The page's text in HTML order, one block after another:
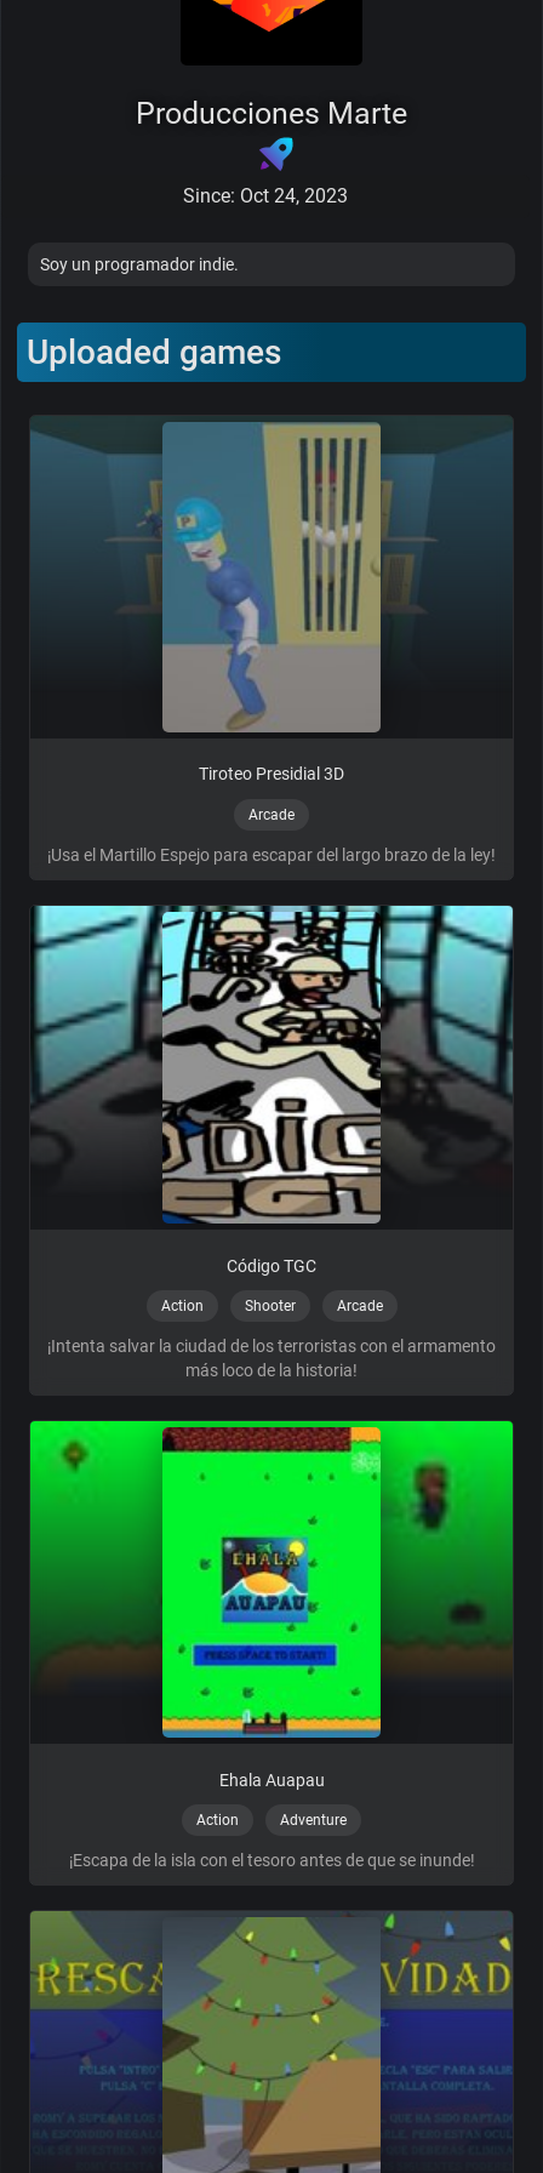
Producciones Marte
Since: Oct 24, 2023
Soy un programador indie.
Uploaded games
Tiroteo Presidial 3D
Arcade
¡Usa el Martillo Espejo para escapar del largo brazo de la ley!
Código TGC
Action Shooter Arcade
¡Intenta salvar la ciudad de los terroristas con el armamento
más loco de la historia!
Ehala Auapau
Action Adventure
¡Escapa de la isla con el tesoro antes de que se inunde!